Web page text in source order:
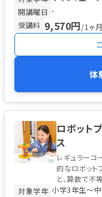
開講曜日 -
受講料 9,570円/1ヶ月
体
ロボット
ス
レギュラー
的なロボット
と、算数で不
な思考の土台
対象学年 小学3年生〜